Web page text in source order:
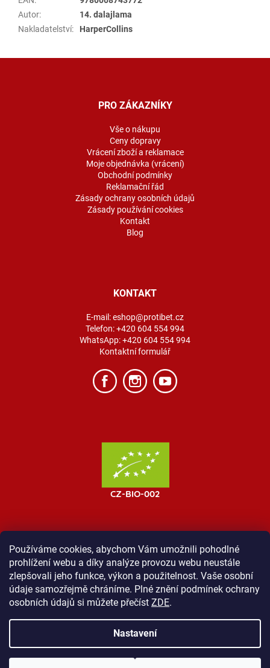
Používáme cookies, abychom Vám umožnili pohodlné
prohlížení webu a díky analýze provozu webu neustále
zlepšovali jeho funkce, výkon a použitelnost. Vaše osobní
údaje samozřejmě chráníme. Plné znění podmínek ochrany
osobních údajů si můžete přečíst ZDE.
Nastavení
Autor:
14. dalajlama
Nakladatelství: HarperCollins
PRO ZÁKAZNÍKY
Vše o nákupu
Ceny dopravy
Vrácení zboží a reklamace
Moje objednávka (vrácení)
Obchodní podmínky
Reklamační řád
Zásady ochrany osobních údajů
Zásady používání cookies
Kontakt
Blog
KONTAKT
E-mail:eshop@protibet.cz
Telefon:+420 604 554 994
WhatsApp:+420 604 554 994
Kontaktní formulář
MOST ProTibet Vše o nákupu
Obchodní podmínky
Zásady ochrany osobních údajů
Kontakt
Vytvořil Shoptet